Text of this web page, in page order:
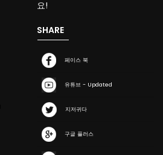
요!
SHARE
페이스 북
유튜브 - Updated
지저귀다
구글 플러스